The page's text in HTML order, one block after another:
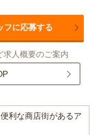
フに応募する
求人概要のご案内
利な商店街があるア